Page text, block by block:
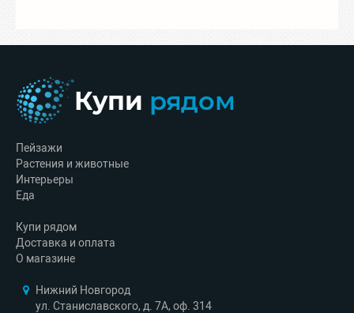
Купи рядом
Пейзажи
Растения и животные
Интерьеры
Еда
Купи рядом
Доставка и оплата
О магазине
Нижний Новгород
ул. Станиславского, д. 7А, оф. 314